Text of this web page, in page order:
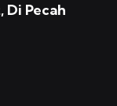
Di Pecah